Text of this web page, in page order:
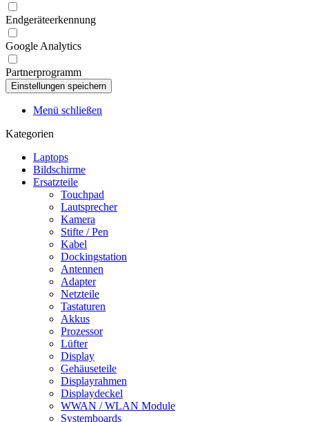
Endgeräteerkennung
Google Analytics
Partnerprogramm
Menü schließen
Kategorien
Laptops
Bildschirme
Ersatzteile
Touchpad
Lautsprecher
Kamera
Stifte / Pen
Kabel
Dockingstation
Antennen
Adapter
Netzteile
Tastaturen
Akkus
Prozessor
Lüfter
Display
Gehäuseteile
Displayrahmen
Displaydeckel
WWAN / WLAN Module
Systemboards